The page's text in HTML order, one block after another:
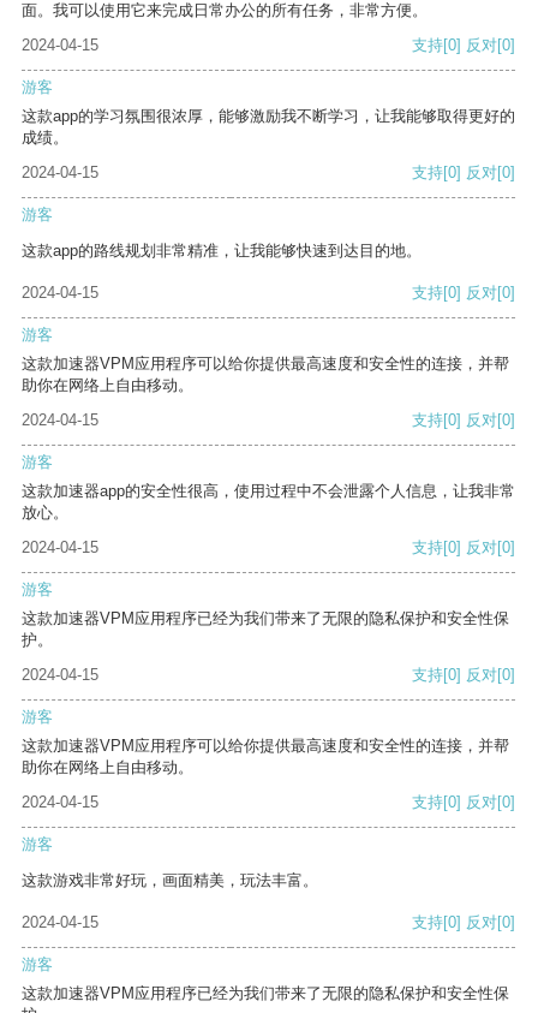
面。我可以使用它来完成日常办公的所有任务，非常方便。
2024-04-15
支持[0] 反对[0]
游客
这款app的学习氛围很浓厚，能够激励我不断学习，让我能够取得更好的
成绩。
2024-04-15
支持[0] 反对[0]
游客
这款app的路线规划非常精准，让我能够快速到达目的地。
2024-04-15 支持[0] 反对[0]
游客
这款加速器VPM应用程序可以给你提供最高速度和安全性的连接，并帮
助你在网络上自由移动。
2024-04-15
支持[0] 反对[0]
游客
这款加速器app的安全性很高，使用过程中不会泄露个人信息，让我非常
放心。
2024-04-15
支持[0] 反对[0]
游客
这款加速器VPM应用程序已经为我们带来了无限的隐私保护和安全性保
护。
2024-04-15
支持[0] 反对[0]
游客
这款加速器VPM应用程序可以给你提供最高速度和安全性的连接，并帮
助你在网络上自由移动。
2024-04-15
支持[0] 反对[0]
游客
这款游戏非常好玩，画面精美，玩法丰富。
2024-04-15 支持[0] 反对[0]
游客
这款加速器VPM应用程序已经为我们带来了无限的隐私保护和安全性保